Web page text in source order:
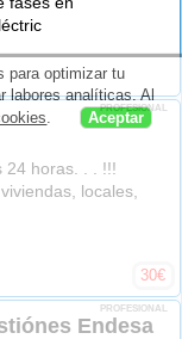
PROFESIONAL
24 horas. . . !!!
locales,
30€
PROFESIONAL
Endesa
para optimizar tu
labores analíticas. Al
Aceptar